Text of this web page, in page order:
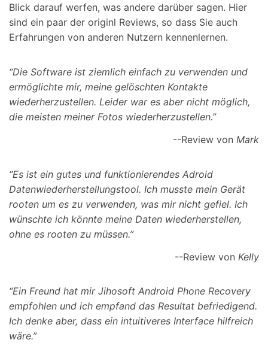
Blick darauf werfen, was andere darüber sagen. Hier
sind ein paar der originl Reviews, so dass Sie auch
Erfahrungen von anderen Nutzern kennenlernen.
“Die Software ist ziemlich einfach zu verwenden und
ermöglichte mir, meine gelöschten Kontakte
wiederherzustellen. Leider war es aber nicht möglich,
die meisten meiner Fotos wiederherzustellen.”
--Review von Mark
“Es ist ein gutes und funktionierendes Adroid
Datenwiederherstellungstool. Ich musste mein Gerät
rooten um es zu verwenden, was mir nicht gefiel. Ich
wünschte ich könnte meine Daten wiederherstellen,
ohne es rooten zu müssen.”
--Review von Kelly
“Ein Freund hat mir Jihosoft Android Phone Recovery
empfohlen und ich empfand das Resultat befriedigend.
Ich denke aber, dass ein intuitiveres Interface hilfreich
wäre.”